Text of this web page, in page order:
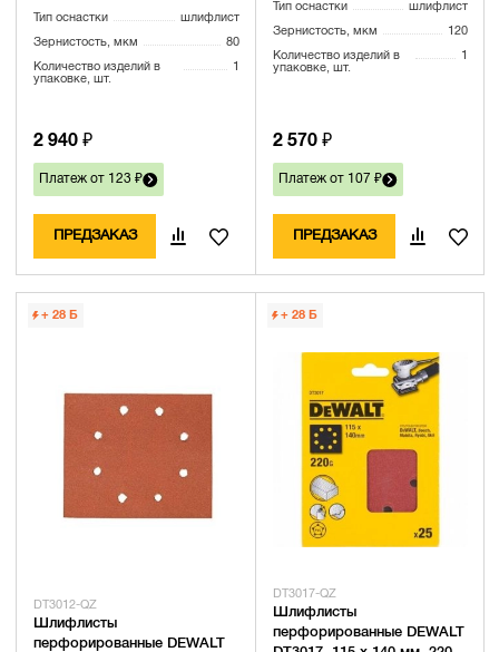
Тип оснастки шлифлист
Зернистость, мкм 80
Количество изделий в
упаковке, шт.
1
2 940 ₽
Платеж от 123 ₽
ПРЕДЗАКАЗ
Тип оснастки шлифлист
Зернистость, мкм 120
Количество изделий в
упаковке, шт.
1
2 570 ₽
Платеж от 107 ₽
ПРЕДЗАКАЗ
+ 28 Б
DT3012-QZ
Шлифлисты
перфорированные DEWALT
+ 28 Б
DT3017-QZ
Шлифлисты
перфорированные DEWALT